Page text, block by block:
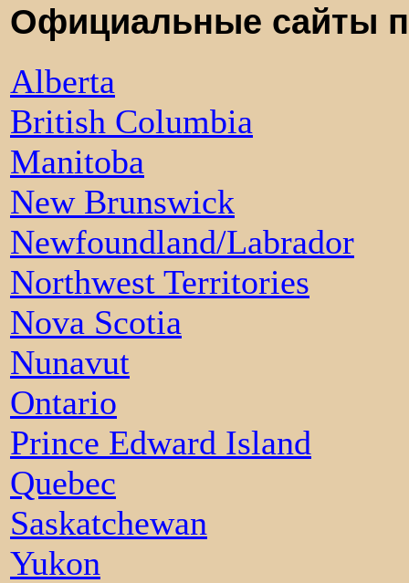
Официальные сайты
Alberta
British Columbia
Manitoba
New Brunswick
Newfoundland/Labrador
Northwest Territories
Nova Scotia
Nunavut
Ontario
Prince Edward Island
Quebec
Saskatchewan
Yukon